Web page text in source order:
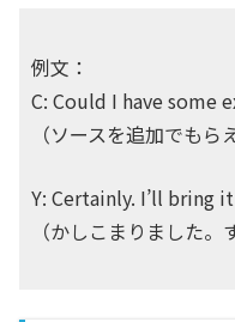
例文：
C: Could I have some
（ソースを追加でもら
Y: Certainly. I’ll bring
（かしこまりました。